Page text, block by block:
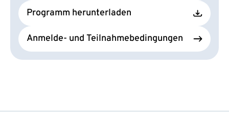
Programm herunterladen
Anmelde- und Teilnahmebedingungen